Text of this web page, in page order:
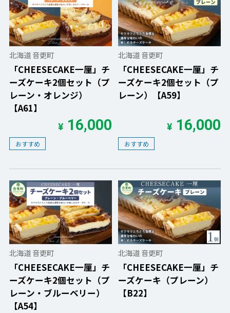
北海道 音更町
「CHEESECAKE一厘」チ
ーズケーキ2個セット（プ
レーン・オレンジ）
【A61】
¥16,000
おすすめ
北海道 音更町
「CHEESECAKE一厘」チ
ーズケーキ2個セット（プ
レーン）【A59】
¥16,000
おすすめ
北海道 音更町
「CHEESECAKE一厘」チ
ーズケーキ2個セット（プ
レーン・ブルーベリー）
【A54】
北海道 音更町
「CHEESECAKE一厘」チ
ーズケーキ（プレーン）
【B22】